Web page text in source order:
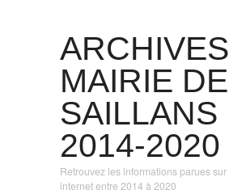
ARCHIVES
MAIRIE DE
SAILLANS
2014-2020
Retrouvez les informations parues sur
internet entre 2014 à 2020